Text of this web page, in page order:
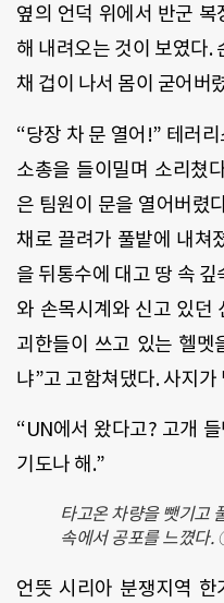
옆의 언덕 위에서 반군
해 내려오는 것이 보였다.
채 겁이 나서 몸이 굳어버
“당장 차 문 열어!” 테러
소총을 들이밀며 소리쳤
은 팀원이 문을 열어버렸
채로 끌려가 풀밭에 내쳐
을 뒤통수에 대고 땅 속
와 손목시계와 신고 있던
괴한들이 쓰고 있는 헬
냐”고 고함쳐댔다. 사지가
“UN에서 왔다고? 고개
기도나 해.”
타고온 차량을 뺏기고
속에서 공포를 느꼈다
언뜻 시리아 분쟁지역 한